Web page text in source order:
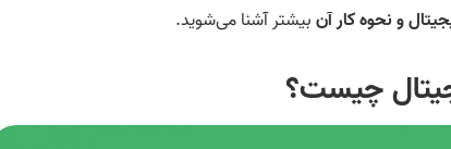
و نحوه کار آنبیشتر آشنا می‌شوید.
چیست؟